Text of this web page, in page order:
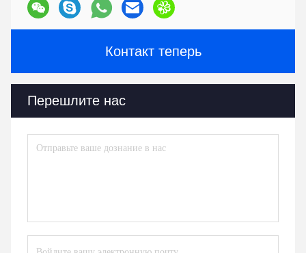
Контакт теперь
Перешлите нас